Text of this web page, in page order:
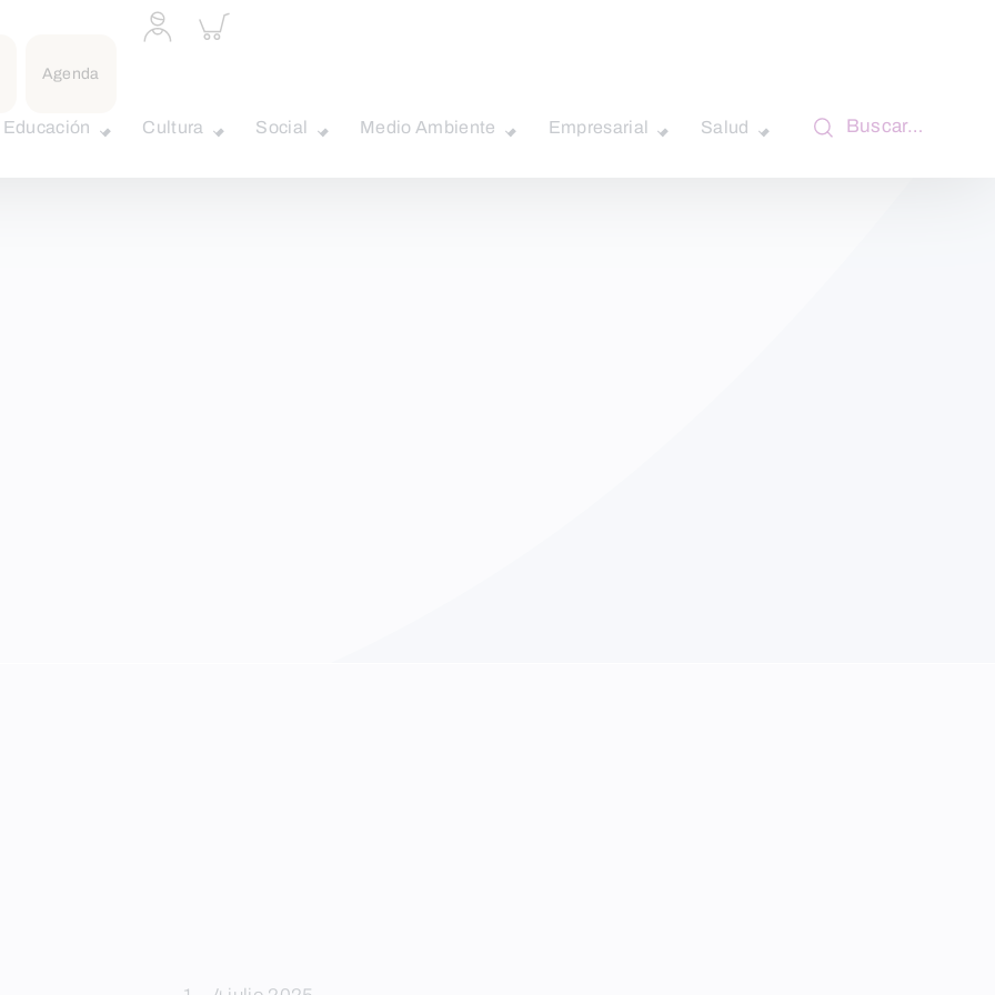
Agenda
Acceder
a
Inspeccionar
carrito
Educación Cultura Social Medio Ambiente Empresarial Salud Buscar…